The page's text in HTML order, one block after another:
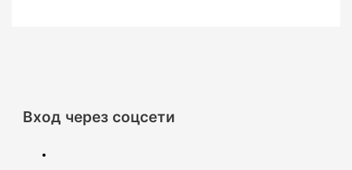
Вход через соцсети